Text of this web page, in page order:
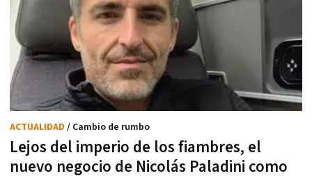
Lejos del imperio de los fiambres, el
nuevo negocio de Nicolás Paladini como
ACTUALIDAD / Cambio de rumbo